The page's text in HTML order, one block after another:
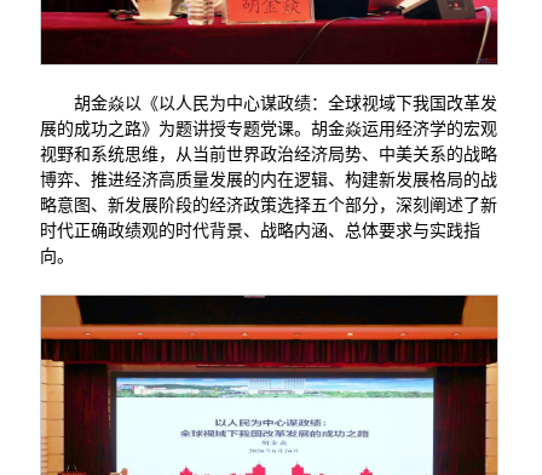
胡金焱以《以人民为中心谋政绩：全球视域下我国改革发
展的成功之路》为题讲授专题党课。胡金焱运用经济学的宏观
视野和系统思维，从当前世界政治经济局势、中美关系的战略
博弈、推进经济高质量发展的内在逻辑、构建新发展格局的战
略意图、新发展阶段的经济政策选择五个部分，深刻阐述了新
时代正确政绩观的时代背景、战略内涵、总体要求与实践指
向。